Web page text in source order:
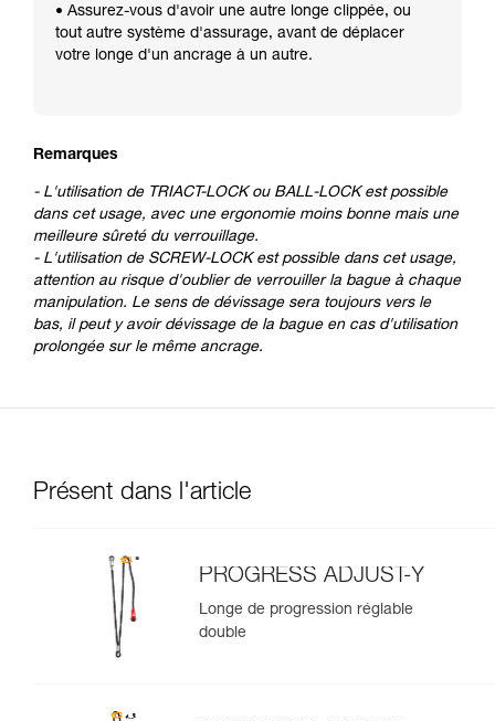
• Assurez-vous d'avoir une autre longe clippée, ou
tout autre système d'assurage, avant de déplacer
votre longe d'un ancrage à un autre.
Remarques
- L'utilisation de TRIACT-LOCK ou BALL-LOCK est possible
dans cet usage, avec une ergonomie moins bonne mais une
meilleure sûreté du verrouillage.
- L'utilisation de SCREW-LOCK est possible dans cet usage,
attention au risque d'oublier de verrouiller la bague à chaque
manipulation. Le sens de dévissage sera toujours vers le
bas, il peut y avoir dévissage de la bague en cas d'utilisation
prolongée sur le même ancrage.
Présent dans l'article
PROGRESS ADJUST-Y
Longe de progression réglable
double